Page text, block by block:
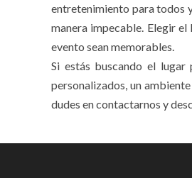
entretenimiento para todos
manera impecable. Elegir
evento sean memorables.
Si estás buscando el
personalizados, un
dudes en contactarnos y